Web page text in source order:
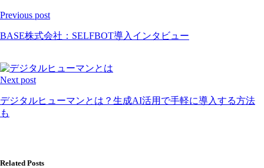
Previous post
BASE株式会社：SELFBOT導入インタビュー
Next post
デジタルヒューマンとは？生成AI活用で手軽に導入する方法
も
Related Posts